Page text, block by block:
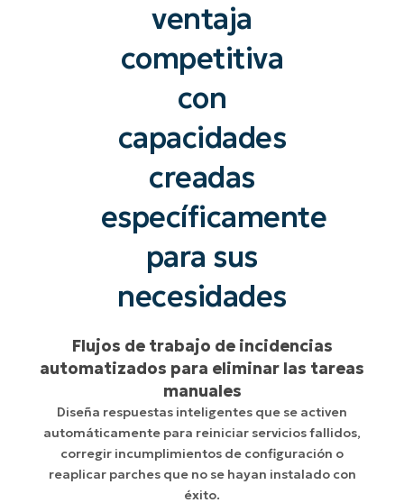
ventaja
competitiva
con
capacidades
creadas
específicamente
para sus
necesidades
Flujos de trabajo de incidencias
automatizados para eliminar las tareas
manuales
Diseña respuestas inteligentes que se activen
automáticamente para reiniciar servicios fallidos,
corregir incumplimientos de configuración o
reaplicar parches que no se hayan instalado con
éxito.